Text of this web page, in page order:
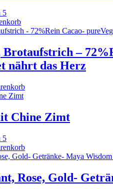
5
Brotaufstrich –
nährt das Herz
Chine Zimt
5
Rose, Gold-